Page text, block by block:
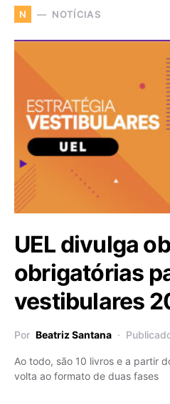
N NOTÍCIAS
UEL divulga
obrigatórias
vestibulares
Por Beatriz Santana
Ao todo, são 10 livros e a partir
volta ao formato de duas fases